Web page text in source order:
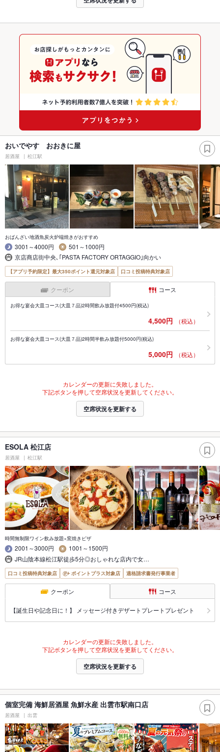
おいでやす おおきに屋
居酒屋 松江駅
おばんざい地酒魚炭火炉端焼きがおすすめ
3001～4000円
501～1000円
京店商店街中央､｢PASTA FACTORY ORTAGGIO｣向かい
【アプリ予約限定】最大350ポイント還元対象店 口コミ投稿特典対象店
クーポン コース
お得な宴会大皿コース(大皿７品)2時間飲み放題付4500円(税込)
4,500円 （税込）
お得な宴会大皿コース(大皿７品)2時間半飲み放題付5000円(税込)
5,000円 （税込）
カレンダーの更新に失敗しました。
下記ボタンを押して空席状況を更新してください。
空席状況を更新する
ESOLA 松江店
居酒屋 松江駅
時間無制限ワイン飲み放題×窯焼きピザ
2001～3000円
1001～1500円
JR山陰本線松江駅徒歩5分◎おしゃれな店内で女…
口コミ投稿特典対象店 ポイントプラス対象店 適格請求書発行事業者
クーポン コース
【誕生日や記念日に！】 メッセージ付きデザートプレートプレゼント
カレンダーの更新に失敗しました。
下記ボタンを押して空席状況を更新してください。
空席状況を更新する
個室完備 海鮮居酒屋 魚鮮水産 出雲市駅南口店
居酒屋 出雲